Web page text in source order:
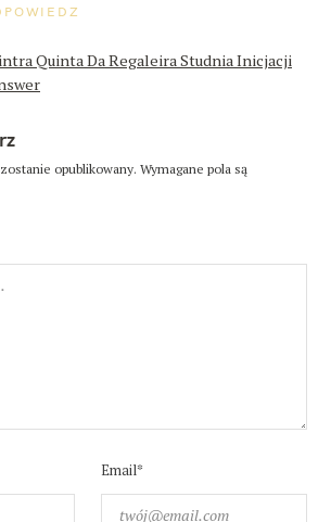
Quinta Da Regaleira Studnia Inicjacji
opublikowany. Wymagane pola są
Email*